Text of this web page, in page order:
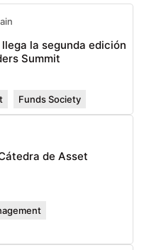
la segunda edición
Summit
Funds Society
de Asset